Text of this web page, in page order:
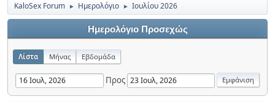
KaloSex Forum ► Ημερολόγιο ► Ιουλίου 2026
Ημερολόγιο Προσεχώς
Λίστα Μήνας Εβδομάδα
Προς